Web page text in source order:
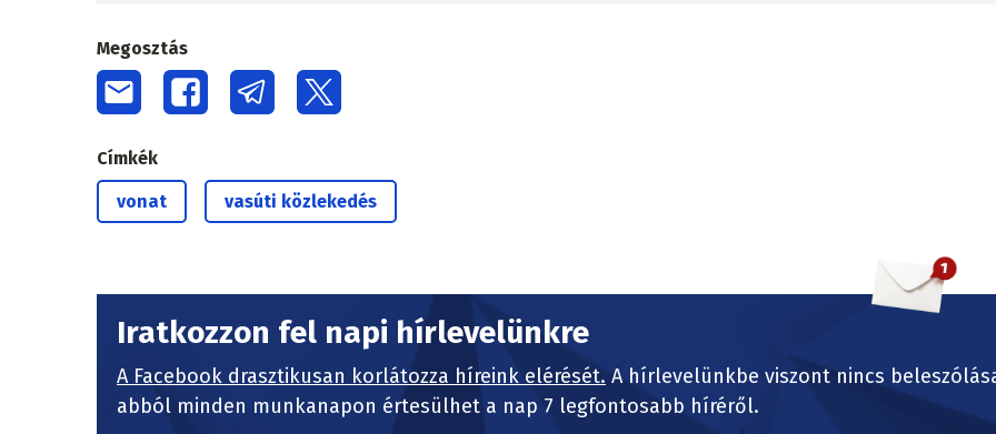
Megosztás
Címkék
vonat vasúti közlekedés
Iratkozzon fel napi hírlevelünkre
A Facebook drasztikusan korlátozza híreink elérését. A hírlevelünkbe viszont nincs
abból minden munkanapon értesülhet a nap 7 legfontosabb híréről.